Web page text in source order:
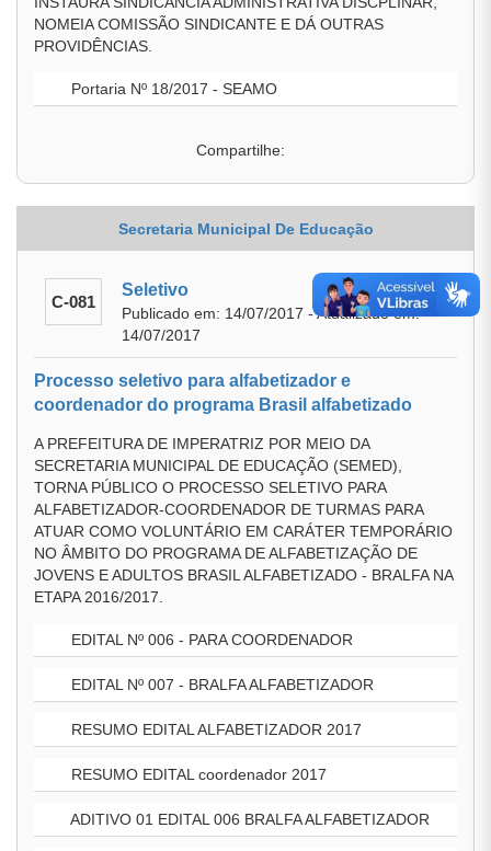
NOMEIA COMISSÃO SINDICANTE E DÁ OUTRAS
PROVIDÊNCIAS.
Portaria Nº 18/2017 - SEAMO
Compartilhe:
Secretaria Municipal De Educação
C-081
Seletivo
Publicado em: 14/07/2017 - Atualizado em:
14/07/2017
Processo seletivo para alfabetizador e
coordenador do programa Brasil alfabetizado
A PREFEITURA DE IMPERATRIZ POR MEIO DA
SECRETARIA MUNICIPAL DE EDUCAÇÃO (SEMED),
TORNA PÚBLICO O PROCESSO SELETIVO PARA
ALFABETIZADOR-COORDENADOR DE TURMAS PARA
ATUAR COMO VOLUNTÁRIO EM CARÁTER TEMPORÁRIO
NO ÂMBITO DO PROGRAMA DE ALFABETIZAÇÃO DE
JOVENS E ADULTOS BRASIL ALFABETIZADO - BRALFA NA
ETAPA 2016/2017.
EDITAL Nº 006 - PARA COORDENADOR
EDITAL Nº 007 - BRALFA ALFABETIZADOR
RESUMO EDITAL ALFABETIZADOR 2017
RESUMO EDITAL coordenador 2017
ADITIVO 01 EDITAL 006 BRALFA ALFABETIZADOR